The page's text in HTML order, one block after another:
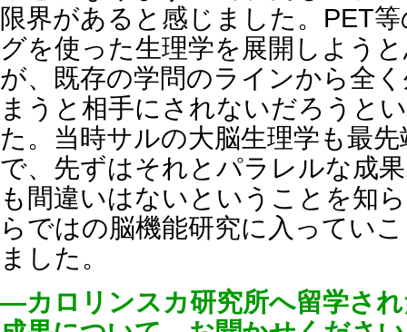
限界があると感じました。PET
グを使った生理学を展開しよう
が、既存の学問のラインから全
まうと相手にされないだろうと
た。当時サルの大脳生理学も最
で、先ずはそれとパラレルな成
も間違いはないということを知
らではの脳機能研究に入ってい
ました。
―カロリンスカ研究所へ留学さ